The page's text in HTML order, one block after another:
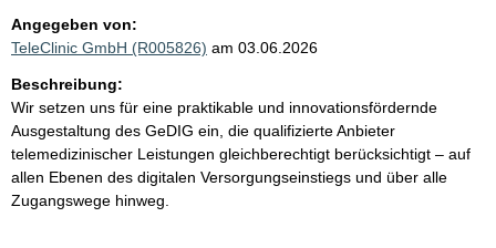
Angegeben von:
TeleClinic GmbH (R005826) am 03.06.2026
Beschreibung:
Wir setzen uns für eine praktikable und innovationsfördernde
Ausgestaltung des GeDIG ein, die qualifizierte Anbieter
telemedizinischer Leistungen gleichberechtigt berücksichtigt – auf
allen Ebenen des digitalen Versorgungseinstiegs und über alle
Zugangswege hinweg.